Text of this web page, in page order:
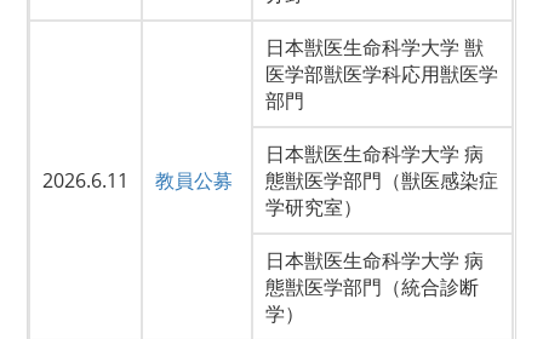
2026.6.11 教員公募
日本獣医生命科学大学 獣
医学部獣医学科応用獣医学
部門
日本獣医生命科学大学 病
態獣医学部門（獣医感染症
学研究室）
日本獣医生命科学大学 病
態獣医学部門（統合診断
学）